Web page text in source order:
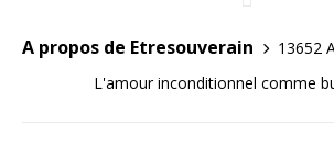
A propos de Etresouverain
13652
L'amour inconditionnel comme